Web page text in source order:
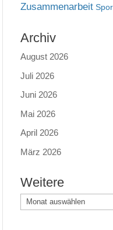
Zusammenarbeit
Archiv
August 2026
Juli 2026
Juni 2026
Mai 2026
April 2026
März 2026
Weitere
Weitere